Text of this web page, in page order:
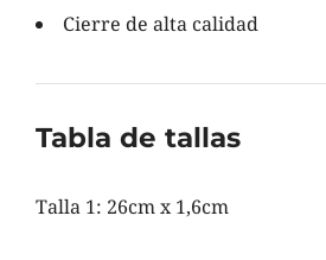
Cierre de alta calidad
Tabla de tallas
Talla 1: 26cm x 1,6cm